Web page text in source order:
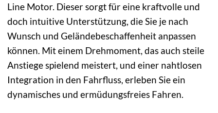
Line Motor. Dieser sorgt für eine kraftvolle und
doch intuitive Unterstützung, die Sie je nach
Wunsch und Geländebeschaffenheit anpassen
können. Mit einem Drehmoment, das auch steile
Anstiege spielend meistert, und einer nahtlosen
Integration in den Fahrfluss, erleben Sie ein
dynamisches und ermüdungsfreies Fahren.